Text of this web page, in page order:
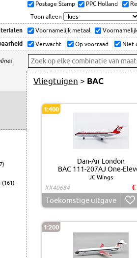
Postage Stamp
PPC Holland
Toon alleen
Voornamelijk metaal
Verwacht Op voorraad Niet
(161)
Vliegtuigen > BAC
1:400
Dan-Air London
BAC 111-207AJ One-
JC Wings
XX40684
Toekomstige uitgave
1:200